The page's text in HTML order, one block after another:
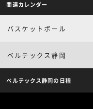
関連カレンダー
バスケットボール
ベルテックス静岡
ベルテックス静岡の日程